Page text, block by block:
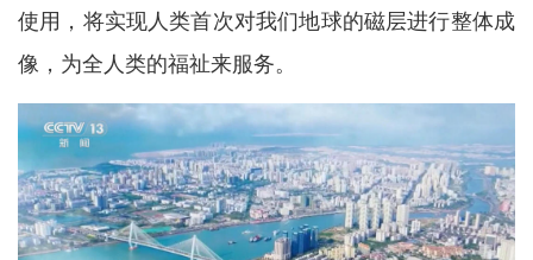
使用，将实现人类首次对我们地球的磁层进行整体成
像，为全人类的福祉来服务。